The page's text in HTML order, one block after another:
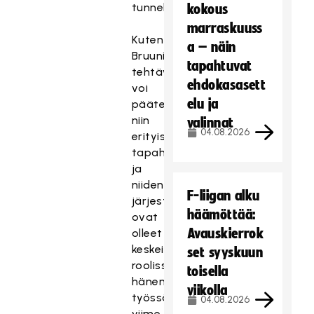
tunnelmoi.
Kuten
Bruunin
tehtävänimikkeistä
voi
päätellä,
niin
erityisesti
tapahtumat
ja
niiden
järjestelyt
ovat
olleet
keskeisessä
roolissa
hänen
työssään
kokous
marraskuuss
a – näin
tapahtuvat
ehdokasasett
elu ja
valinnat
04.08.2026
F-liigan alku
häämöttää:
Avauskierrok
set syyskuun
toisella
viikolla
04.08.2026